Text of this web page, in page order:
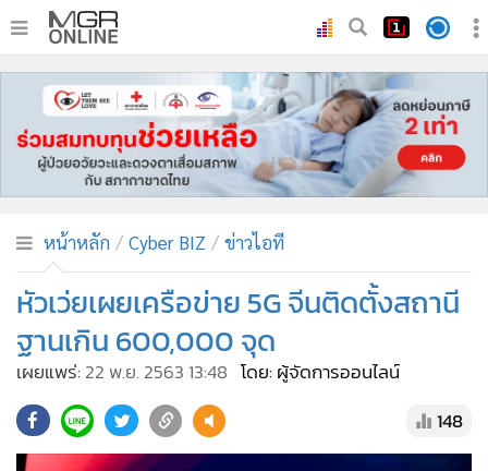
หน้าหลัก
ทันเหตุการณ์
• ภาคใต้
• บันเทิง
ผู้จัดการรายวัน
• คอลัมนิสต์
• ละคร
• Cyber BIZ
• ผู้จัดกวน
หน้าหลัก Cyber BIZ ข่าวไอที
หัวเว่ยเผยเครือข่าย 5G จีนติดตั้งสถานี
ฐานเกิน 600,000 จุด
เผยแพร่: 22 พ.ย. 2563 13:48 โดย: ผู้จัดการออนไลน์
148